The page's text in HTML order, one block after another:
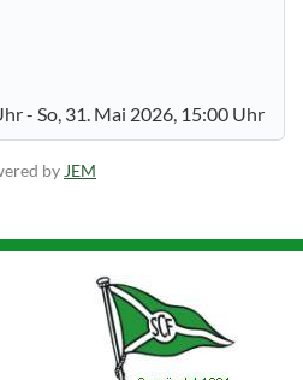
- So, 31. Mai 2026, 15:00 Uhr
by JEM